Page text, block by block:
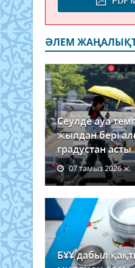
ӘЛЕМ
Сеулде ауа
жылдан бері
градустан асты
07 тамыз 2026 ж.
БҰҰ дабыл